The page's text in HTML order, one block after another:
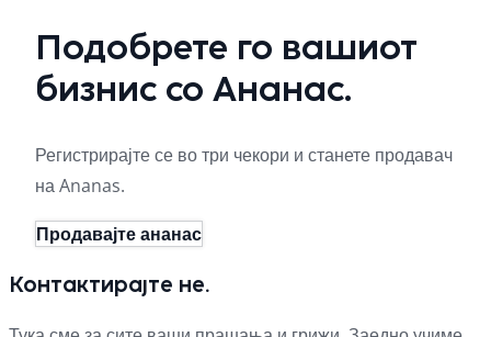
Подобрете го вашиот
бизнис со Ананас.
Регистрирајте се во три чекори и станете продавач
на Ananas.
Продавајте ананас
Контактирајте не.